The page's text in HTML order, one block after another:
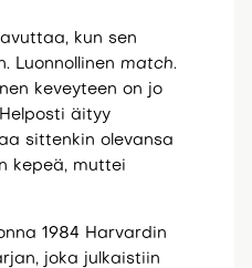
kun sen
Luonnollinen match.
keveyteen on jo
äityy
sittenkin olevansa
kepeä, muttei
1984 Harvardin
joka julkaistiin